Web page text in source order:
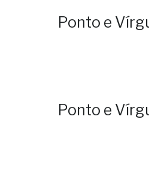
Ponto e
Ponto e